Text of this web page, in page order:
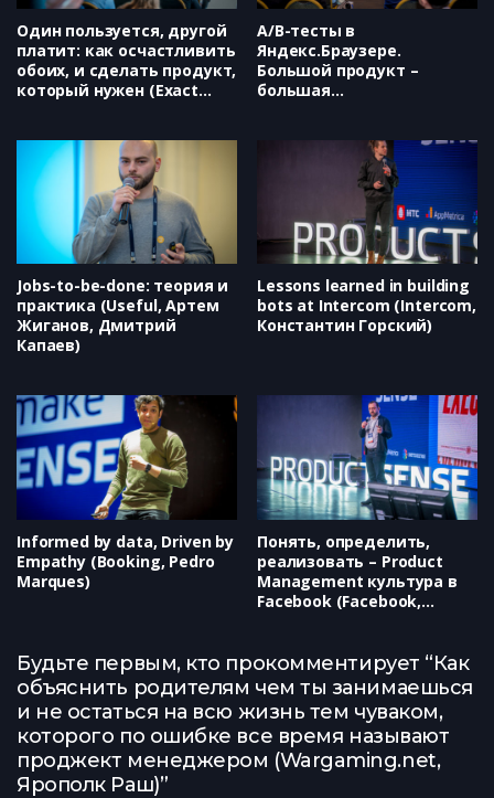
Один пользуется, другой
платит: как осчастливить
обоих, и сделать продукт,
который нужен (Exact
А/В-тесты в
Яндекс.Браузере.
Большой продукт –
большая
Яндекс.Браузер, Александ
Лукин, Дмитрий Тимко)
Jobs-to-be-done: теория и
практика (Useful, Артем
Жиганов, Дмитрий
Капаев)
Lessons learned in building
bots at Intercom (Intercom,
Константин Горский)
Informed by data, Driven by
Empathy (Booking, Pedro
Marques)
Понять, определить,
реализовать – Product
Management культура в
Facebook (Facebook,
Будьте первым, кто прокомментирует “Как
объяснить родителям чем ты занимаешься
и не остаться на всю жизнь тем чуваком,
которого по ошибке все время называют
проджект менеджером (Wargaming.net,
Ярополк Раш)”